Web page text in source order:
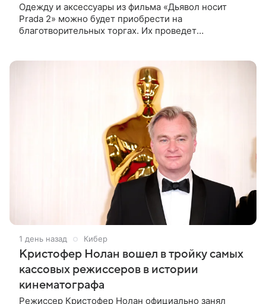
Одежду и аксессуары из фильма «Дьявол носит
Prada 2» можно будет приобрести на
благотворительных торгах. Их проведет
1 день назад Кибер
Кристофер Нолан вошел в тройку самых
кассовых режиссеров в истории
кинематографа
Режиссер Кристофер Нолан официально занял